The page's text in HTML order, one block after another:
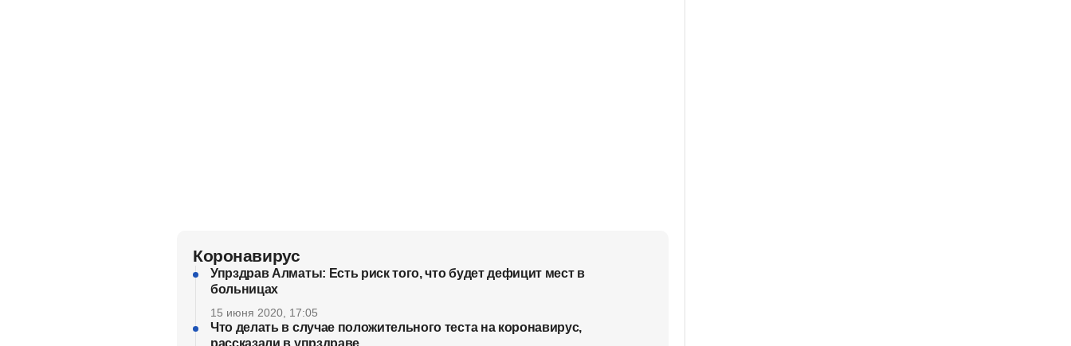
Коронавирус
Упрздрав Алматы: Есть риск того, что будет дефицит мест в
больницах
15 июня 2020, 17:05
Что делать в случае положительного теста на коронавирус,
рассказали в упрздраве